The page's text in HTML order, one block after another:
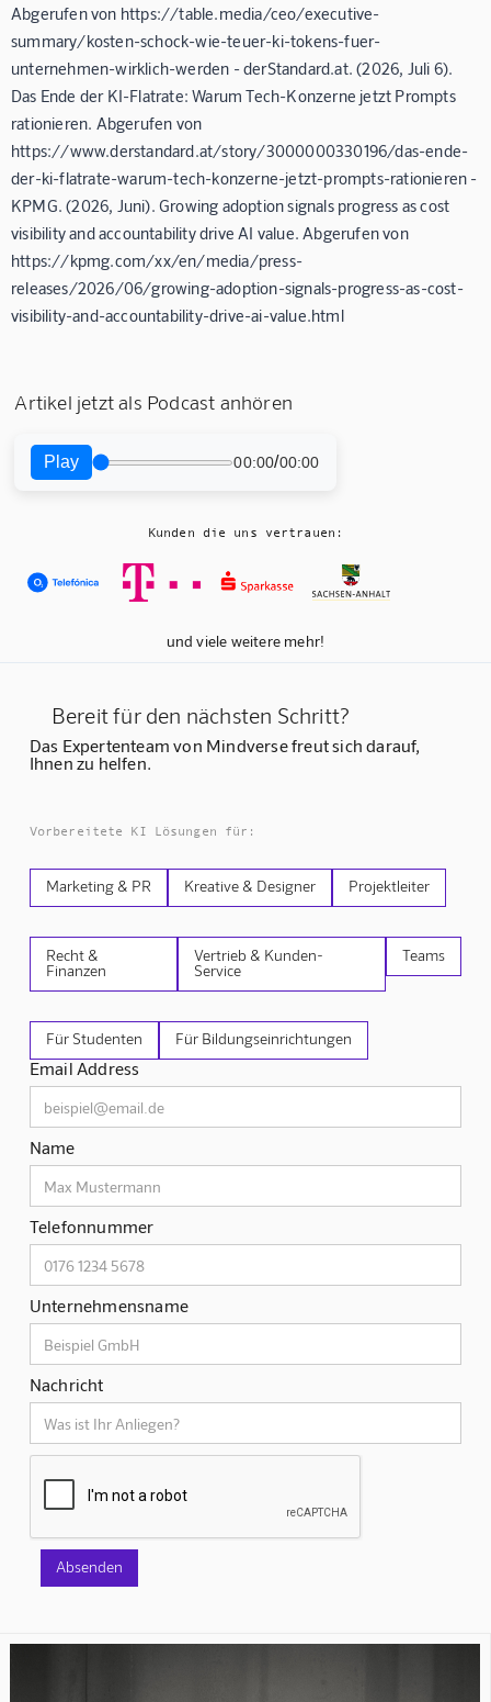
Abgerufen von https://table.media/ceo/executive-
summary/kosten-schock-wie-teuer-ki-tokens-fuer-
unternehmen-wirklich-werden - derStandard.at. (2026, Juli 6).
Das Ende der KI-Flatrate: Warum Tech-Konzerne jetzt Prompts
rationieren. Abgerufen von
https://www.derstandard.at/story/3000000330196/das-ende-
der-ki-flatrate-warum-tech-konzerne-jetzt-prompts-rationieren -
KPMG. (2026, Juni). Growing adoption signals progress as cost
visibility and accountability drive AI value. Abgerufen von
https://kpmg.com/xx/en/media/press-
releases/2026/06/growing-adoption-signals-progress-as-cost-
visibility-and-accountability-drive-ai-value.html
Artikel jetzt als Podcast anhören
Play 00:00/00:00
Kunden die uns vertrauen:
und viele weitere mehr!
Bereit für den nächsten Schritt?
Das Expertenteam von Mindverse freut sich darauf,
Ihnen zu helfen.
Vorbereitete KI Lösungen für:
Marketing & PR Kreative & Designer Projektleiter
Recht &
Finanzen
Vertrieb & Kunden-
Service
Teams
Für Studenten Für Bildungseinrichtungen
Email Address
Name
Telefonnummer
Unternehmensname
Nachricht